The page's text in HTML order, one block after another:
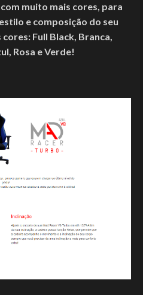
muito mais cores, para
e composição do seu
Full Black, Branca,
Rosa e Verde!